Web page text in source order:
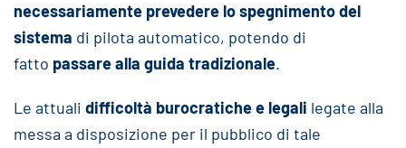
necessariamente prevedere lo spegnimento del
sistema di pilota automatico, potendo di
fatto passare alla guida tradizionale.
Le attuali difficoltà burocratiche e legali legate alla
messa a disposizione per il pubblico di tale